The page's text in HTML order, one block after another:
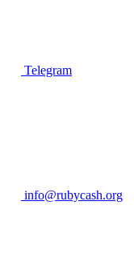
Telegram
info@rubycash.org